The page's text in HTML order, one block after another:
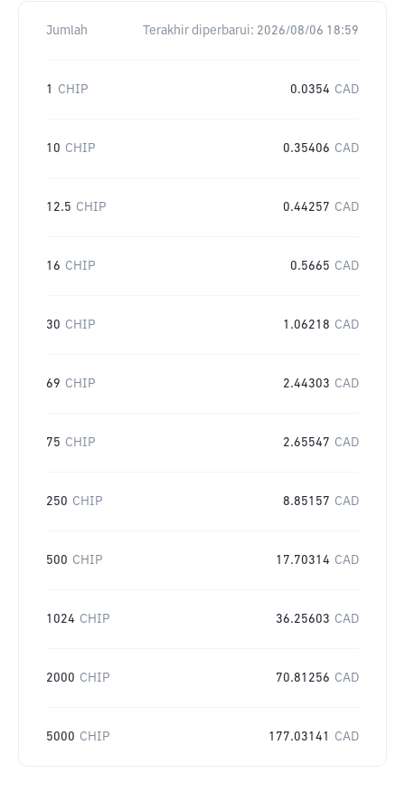
Jumlah Terakhir diperbarui: 2026/08/06 18:59
1 CHIP 0.0354 CAD
10 CHIP 0.35406 CAD
12.5 CHIP 0.44257 CAD
16 CHIP 0.5665 CAD
30 CHIP 1.06218 CAD
69 CHIP 2.44303 CAD
75 CHIP 2.65547 CAD
250 CHIP 8.85157 CAD
500 CHIP 17.70314 CAD
1024 CHIP 36.25603 CAD
2000 CHIP 70.81256 CAD
5000 CHIP 177.03141 CAD